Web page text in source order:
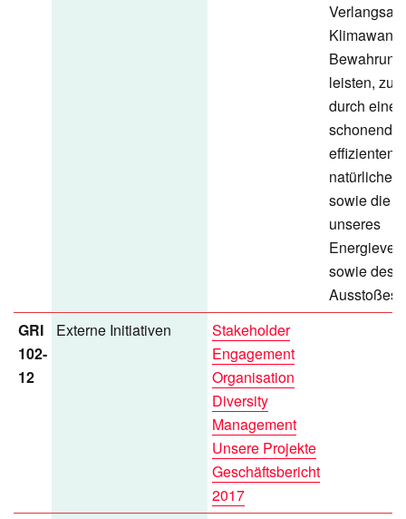
leisten,
durch einen
effizienten
natürlichen
sowie die
unseres
sowie des
Ausstoßes.
GRI
102-
12
Externe Initiativen
Stakeholder
Engagement
Organisation
Diversity
Management
Unsere Projekte
Geschäftsbericht
2017